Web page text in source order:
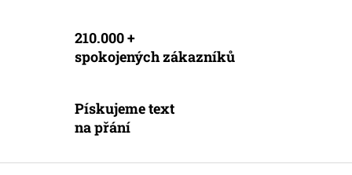
i
s
210.000 +
spokojených zákazníků
Pískujeme text
na přání